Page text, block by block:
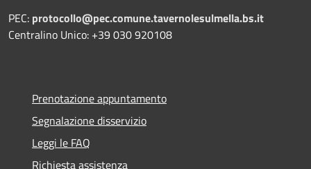
PEC: protocollo@pec.comune.tavernolesulmella.bs.it
Centralino Unico: +39 030 920108
Prenotazione appuntamento
Segnalazione disservizio
Leggi le FAQ
Richiesta assistenza